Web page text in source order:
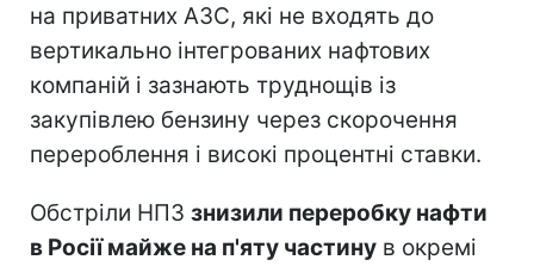
на приватних АЗС, які не входять до
вертикально інтегрованих нафтових
компаній і зазнають труднощів із
закупівлею бензину через скорочення
перероблення і високі процентні ставки.
Обстріли НПЗ знизили переробку нафти
в Росії майже на п'яту частину в окремі